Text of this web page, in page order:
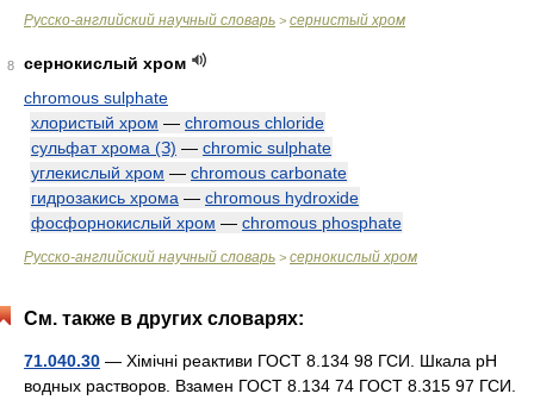
Русско-английский научный словарь > сернистый хром
8
сернокислый хром
chromous sulphate
хлористый хром — chromous chloride
сульфат хрома (З) — chromic sulphate
углекислый хром — chromous carbonate
гидрозакись хрома — chromous hydroxide
фосфорнокислый хром — chromous phosphate
Русско-английский научный словарь > сернокислый хром
См. также в других словарях:
71.040.30 — Хімічні реактиви ГОСТ 8.134 98 ГСИ. Шкала рН
водных растворов. Взамен ГОСТ 8.134 74 ГОСТ 8.315 97 ГСИ.